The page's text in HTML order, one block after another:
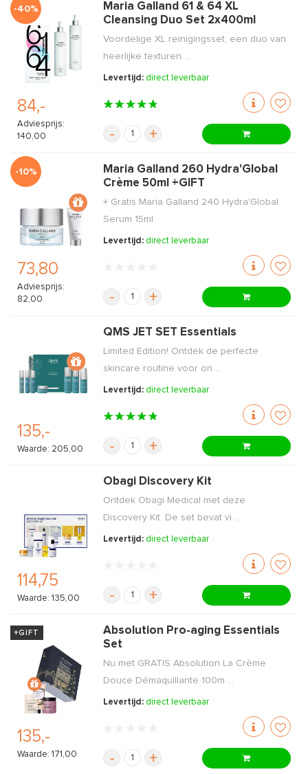
-40%
84,-
Adviesprijs:
140,00
Maria Galland 61 & 64 XL
Cleansing Duo Set 2x400ml
Voordelige XL reinigingsset, een duo van
heerlijke texturen ...
Levertijd: direct leverbaar
- +
-10%
73,80
Adviesprijs:
82,00
Maria Galland 260 Hydra'Global
Crème 50ml +GIFT
+ Gratis Maria Galland 240 Hydra'Global
Serum 15ml
Levertijd: direct leverbaar
- +
135,-
Waarde: 205,00
QMS JET SET Essentials
Limited Edition! Ontdek de perfecte
skincare routine voor on ...
Levertijd: direct leverbaar
- +
114,75
Waarde: 135,00
Obagi Discovery Kit
Ontdek Obagi Medical met deze
Discovery Kit. De set bevat vi ...
Levertijd: direct leverbaar
- +
+GIFT
135,-
Waarde: 171,00
Absolution Pro-aging Essentials
Set
Nu met GRATIS Absolution La Crème
Douce Démaquillante 100m ...
Levertijd: direct leverbaar
- +